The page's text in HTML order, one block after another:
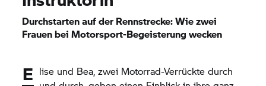
Durchstarten auf der Rennstrecke: Wie zwei
Frauen bei Motorsport-Begeisterung wecken
E lise und Bea, zwei Motorrad-Verrückte durch